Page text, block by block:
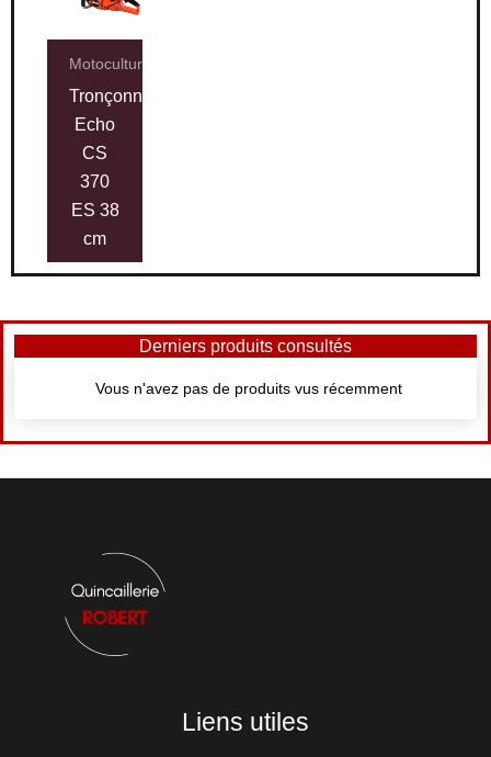
Motoculture
Tronçonneuse
Echo
CS
370
ES 38
cm
Derniers produits consultés
Vous n'avez pas de produits vus récemment
Liens utiles